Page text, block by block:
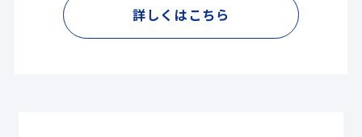
詳しくはこちら